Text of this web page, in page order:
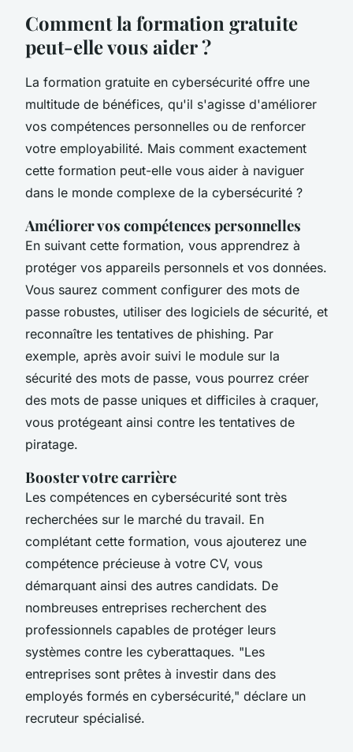
Comment la formation gratuite
peut-elle vous aider ?
La formation gratuite en cybersécurité offre une
multitude de bénéfices, qu'il s'agisse d'améliorer
vos compétences personnelles ou de renforcer
votre employabilité. Mais comment exactement
cette formation peut-elle vous aider à naviguer
dans le monde complexe de la cybersécurité ?
Améliorer vos compétences personnelles
En suivant cette formation, vous apprendrez à
protéger vos appareils personnels et vos données.
Vous saurez comment configurer des mots de
passe robustes, utiliser des logiciels de sécurité, et
reconnaître les tentatives de phishing. Par
exemple, après avoir suivi le module sur la
sécurité des mots de passe, vous pourrez créer
des mots de passe uniques et difficiles à craquer,
vous protégeant ainsi contre les tentatives de
piratage.
Booster votre carrière
Les compétences en cybersécurité sont très
recherchées sur le marché du travail. En
complétant cette formation, vous ajouterez une
compétence précieuse à votre CV, vous
démarquant ainsi des autres candidats. De
nombreuses entreprises recherchent des
professionnels capables de protéger leurs
systèmes contre les cyberattaques. "Les
entreprises sont prêtes à investir dans des
employés formés en cybersécurité," déclare un
recruteur spécialisé.